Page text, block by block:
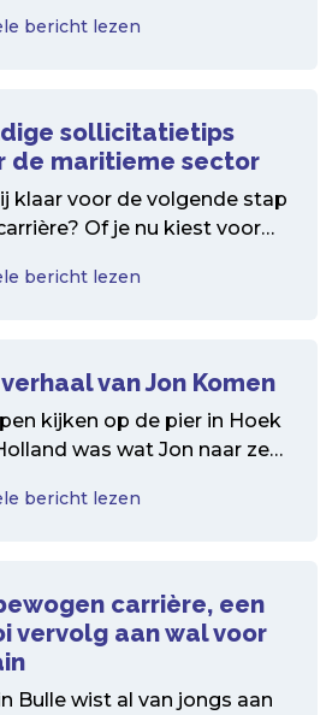
bericht lezen
sollicitatietips
de maritieme sector
klaar voor de volgende stap
Of je nu kiest voor
bericht lezen
van Jon Komen
kijken op de pier in Hoek
was wat Jon naar zee
bericht lezen
carrière, een
vervolg aan wal voor
Bulle wist al van jongs aan